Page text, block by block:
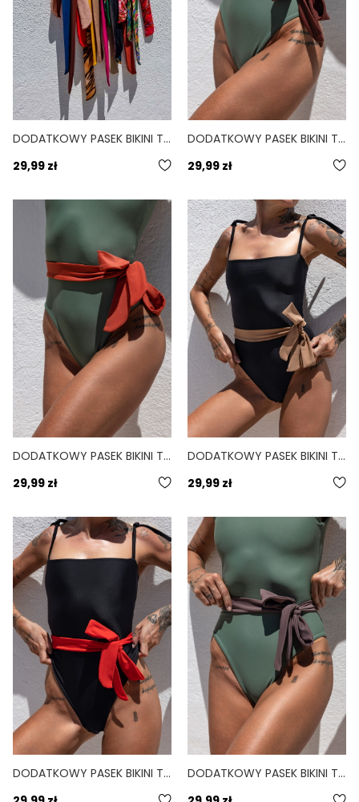
DODATKOWY PASEK BIKINI TIE DO PERSONALIZACJI BORDOWY SANGRIA
29,99 zł
DODATKOWY PASEK BIKINI TIE DO PERSONALIZACJI BRĄZOWY CHOCO
29,99 zł
DODATKOWY PASEK BIKINI TIE DO PERSONALIZACJI CEGLANY TERRACOTTA
29,99 zł
DODATKOWY PASEK BIKINI TIE DO PERSONALIZACJI CIELISTY NUDE
29,99 zł
DODATKOWY PASEK BIKINI TIE DO PERSONALIZACJI CZERWONY FIERO
DODATKOWY PASEK BIKINI TIE DO PERSONALIZACJI FIOLETOWY VOLCANO